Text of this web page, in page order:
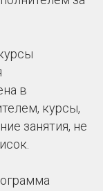
в
курсы,
занятия, не